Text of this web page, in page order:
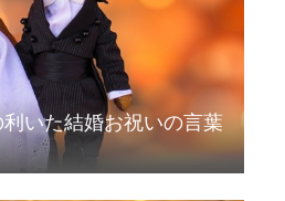
いた結婚お祝いの言葉